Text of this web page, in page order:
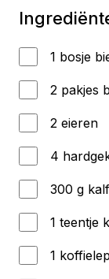
1 bosje
2 pakjes
2 eieren
4
300 g
1 teentje
1